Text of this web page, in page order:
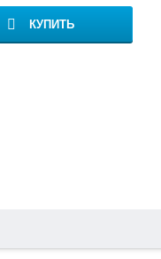
КУПИТЬ